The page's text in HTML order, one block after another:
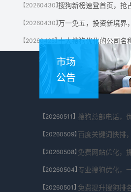
【20260430】
【20260430】万一免五，投资新境界
【20260425】
市场
公告
【20260511】
【20260509】
【20260508】
【20260504】
【20260501】